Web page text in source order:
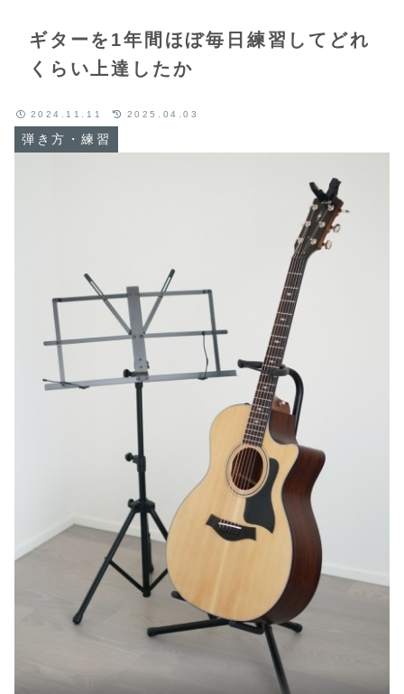
ギターを1年間ほぼ毎日練習してどれ
くらい上達したか
弾き方・練習
2024.11.11 2025.04.03